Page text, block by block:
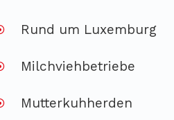
Rund um Luxemburg
Milchviehbetriebe
Mutterkuhherden